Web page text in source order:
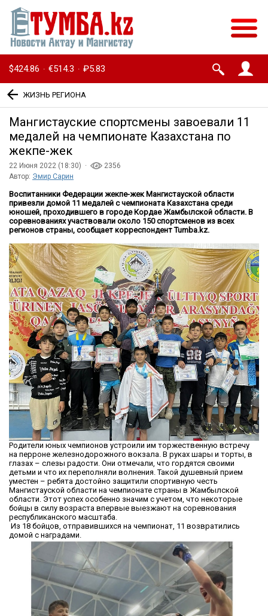
$424.86 · €514.3 · ₽5.83
ЖИЗНЬ РЕГИОНА
Мангистауские спортсмены завоевали 11
медалей на чемпионате Казахстана по
жекпе-жек
22 Июня 2022 (18:30) ·
2356
Автор: Эмир Сарин
Воспитанники Федерации жекпе-жек Мангистауской области
привезли домой 11 медалей с чемпионата Казахстана среди
юношей, проходившего в городе Кордае Жамбылской области. В
соревнованиях участвовали около 150 спортсменов из всех
регионов страны, сообщает корреспондент Tumba.kz.
Родители юных чемпионов устроили им торжественную встречу
на перроне железнодорожного вокзала. В руках шары и торты, в
глазах – слезы радости. Они отмечали, что гордятся своими
детьми и что их переполняли волнения. Такой душевный прием
уместен – ребята достойно защитили спортивную честь
Мангистауской области на чемпионате страны в Жамбылской
области. Этот успех особенно значим с учетом, что некоторые
бойцы в силу возраста впервые выезжают на соревнования
республиканского масштаба.
Из 18 бойцов, отправившихся на чемпионат, 11 возвратились
домой с наградами.